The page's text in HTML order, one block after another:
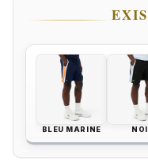
BLEU MARINE